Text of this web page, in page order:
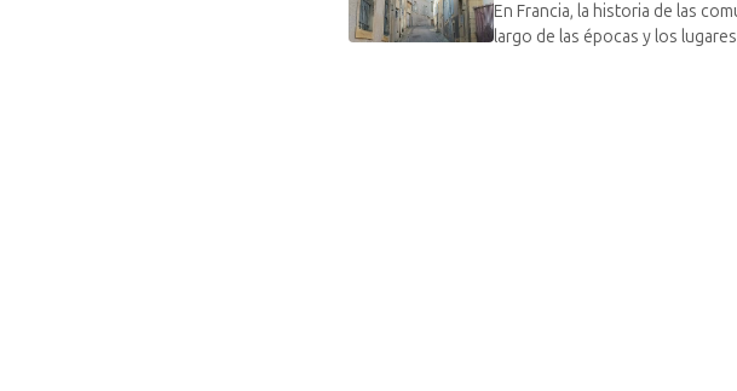
En Francia, la historia de las
largo de las épocas y los